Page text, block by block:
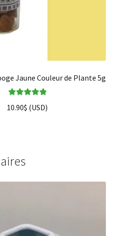
Jaune Couleur de Plante 5g
5
10.90$ (USD)